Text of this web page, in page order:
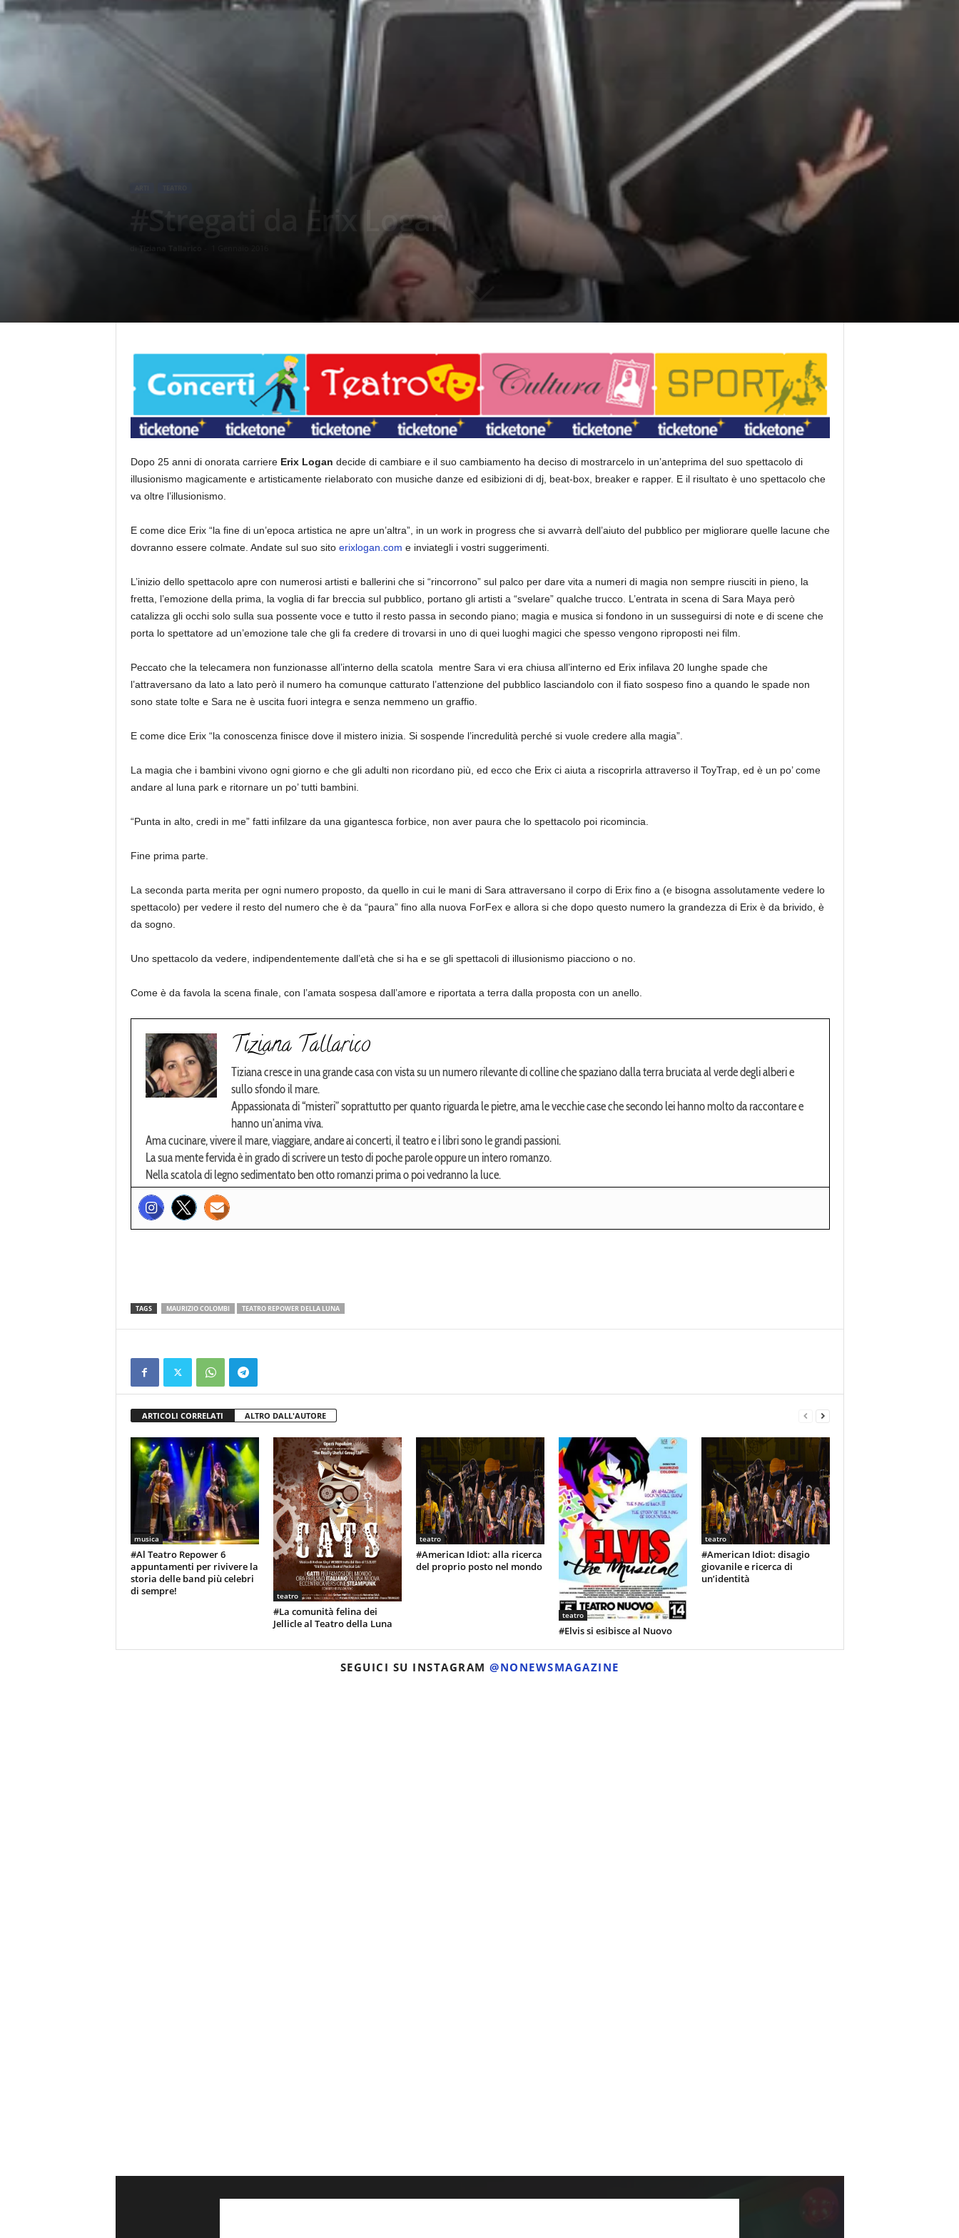
#Stregati da Erix Logan
di Tiziana Tallarico
Dopo 25 anni di onorata carriereErix Logan decide di cambiare e il suo cambiamento ha deciso di mostrarcelo in un’anteprima del suo spettacolo di
illusionismo magicamente e artisticamente rielaborato con musiche danze ed esibizioni di dj, beat-box, breaker e rapper. E il risultato è uno spettacolo che
va oltre l’illusionismo.
E come dice Erix “la fine di un’epoca artistica ne apre un’altra”, in un work in progress che si avvarrà dell’aiuto del pubblico per migliorare quelle lacune che
dovranno essere colmate. Andate sul suo sito erixlogan.com e inviategli i vostri suggerimenti.
L’inizio dello spettacolo apre con numerosi artisti e ballerini che si “rincorrono” sul palco per dare vita a numeri di magia non sempre riusciti in pieno, la
fretta, l’emozione della prima, la voglia di far breccia sul pubblico, portano gli artisti a “svelare” qualche trucco. L’entrata in scena di Sara Maya però
catalizza gli occhi solo sulla sua possente voce e tutto il resto passa in secondo piano; magia e musica si fondono in un susseguirsi di note e di scene che
porta lo spettatore ad un’emozione tale che gli fa credere di trovarsi in uno di quei luoghi magici che spesso vengono riproposti nei film.
Peccato che la telecamera non funzionasse all’interno della scatola mentre Sara vi era chiusa all’interno ed Erix infilava 20 lunghe spade che
l’attraversano da lato a lato però il numero ha comunque catturato l’attenzione del pubblico lasciandolo con il fiato sospeso fino a quando le spade non
sono state tolte e Sara ne è uscita fuori integra e senza nemmeno un graffio.
E come dice Erix “la conoscenza finisce dove il mistero inizia. Si sospende l’incredulità perché si vuole credere alla magia”.
La magia che i bambini vivono ogni giorno e che gli adulti non ricordano più, ed ecco che Erix ci aiuta a riscoprirla attraverso il ToyTrap, ed è un po’ come
andare al luna park e ritornare un po’ tutti bambini.
“Punta in alto, credi in me” fatti infilzare da una gigantesca forbice, non aver paura che lo spettacolo poi ricomincia.
Fine prima parte.
La seconda parta merita per ogni numero proposto, da quello in cui le mani di Sara attraversano il corpo di Erix fino a (e bisogna assolutamente vedere lo
spettacolo) per vedere il resto del numero che è da “paura” fino alla nuova ForFex e allora si che dopo questo numero la grandezza di Erix è da brivido, è
da sogno.
Uno spettacolo da vedere, indipendentemente dall’età che si ha e se gli spettacoli di illusionismo piacciono o no.
Come è da favola la scena finale, con l’amata sospesa dall’amore e riportata a terra dalla proposta con un anello.
Tiziana Tallarico
Tiziana cresce in una grande casa con vista su un numero rilevante di colline che spaziano dalla terra bruciata al verde degli alberi e
sullo sfondo il mare.
Appassionata di “misteri” soprattutto per quanto riguarda le pietre, ama le vecchie case che secondo lei hanno molto da raccontare e
hanno un’anima viva.
Ama cucinare, vivere il mare, viaggiare, andare ai concerti, il teatro e i libri sono le grandi passioni.
La sua mente fervida è in grado di scrivere un testo di poche parole oppure un intero romanzo.
Nella scatola di legno sedimentato ben otto romanzi prima o poi vedranno la luce.
TAGS MAURIZIO COLOMBI TEATRO REPOWER DELLA LUNA
ARTICOLI CORRELATI ALTRO DALL'AUTORE
musica
#Al Teatro Repower 6
appuntamenti per rivivere la
storia delle band più celebri
di sempre!
teatro
#La comunità felina dei
Jellicle al Teatro della Luna
teatro
#American Idiot: alla ricerca
del proprio posto nel mondo
teatro
#Elvis si esibisce al Nuovo
teatro
#American Idiot: disagio
giovanile e ricerca di
un’identità
SEGUICI SU INSTAGRAM @NONEWSMAGAZINE